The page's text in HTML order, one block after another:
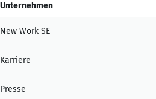
Unternehmen
New Work SE
Karriere
Presse